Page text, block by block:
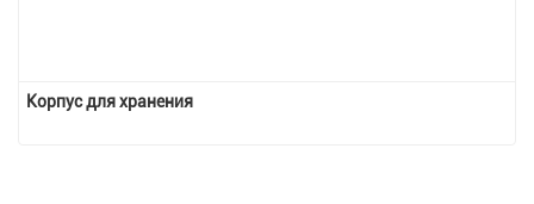
Корпус для хранения